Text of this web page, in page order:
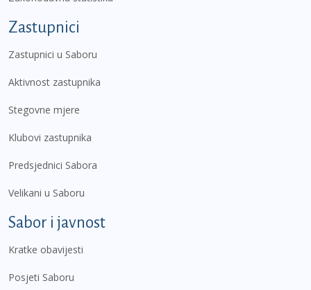
Zastupnici
Zastupnici u Saboru
Aktivnost zastupnika
Stegovne mjere
Klubovi zastupnika
Predsjednici Sabora
Velikani u Saboru
Sabor i javnost
Kratke obavijesti
Posjeti Saboru